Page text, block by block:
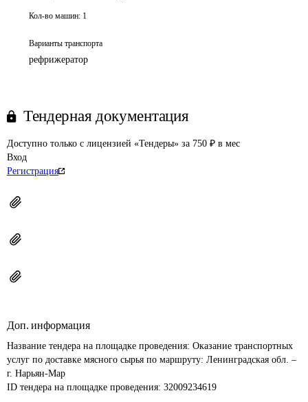
Кол-во машин: 1
Варианты транспорта
рефрижератор
Тендерная документация
Доступно только с лицензией «Тендеры» за 750 ₽ в мес
Вход
Регистрация
Доп. информация
Название тендера на площадке проведения: Оказание транспортных
услуг по доставке мясного сырья по маршруту: Ленинградская обл. –
г. Нарьян-Мар
ID тендера на площадке проведения: 32009234619